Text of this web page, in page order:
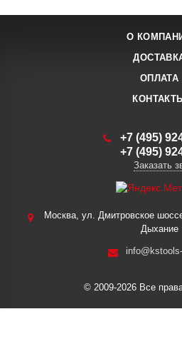
О
ОПЛАТА
КОНТАКТЫ
+7 (495)
+7 (495)
Заказать
Москва, ул. Дмитровское
Дыхание
© 2009-2026 Все